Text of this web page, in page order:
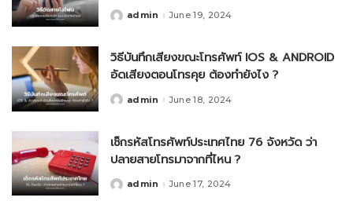
Posted
admin June 19, 2024
วิธีบันทึกเสียงขณะโทรศัพท์ IOS & ANDROID
อัดเสียงตอนโทรคุย ต้องทำยังไง ?
Posted
admin June 18, 2024
เช็กรหัสโทรศัพท์ประเทศไทย 76 จังหวัด ว่า
ปลายสายโทรมาจากที่ไหน ?
Posted
admin June 17, 2024